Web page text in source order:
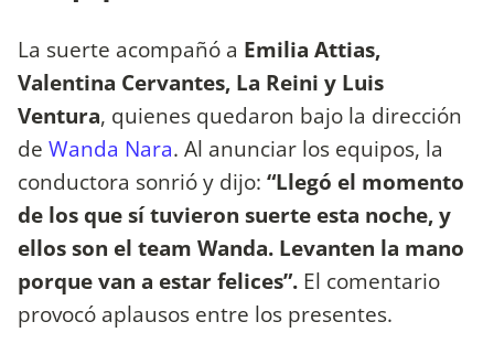
La suerte acompañó a Emilia Attias,
Valentina Cervantes, La Reini y Luis
Ventura, quienes quedaron bajo la dirección
de Wanda Nara. Al anunciar los equipos, la
conductora sonrió y dijo: “Llegó el momento
de los que sí tuvieron suerte esta noche, y
ellos son el team Wanda. Levanten la mano
porque van a estar felices”. El comentario
provocó aplausos entre los presentes.